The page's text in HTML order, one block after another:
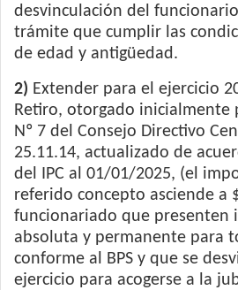
desvinculación del
trámite que cumplir las
de edad y antigüedad.
2) Extender para el ejercicio
Retiro, otorgado inicialmente
Nº 7 del Consejo Directivo
25.11.14, actualizado de
del IPC al 01/01/2025, (el
referido concepto asciende a
funcionariado que presenten
absoluta y permanente para
conforme al BPS y que se
ejercicio para acogerse a la